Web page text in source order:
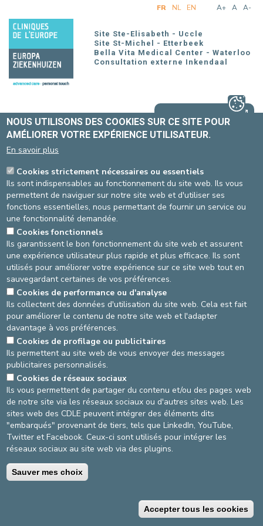
au
contenu
A+ A A-
FR NL EN
Site Ste-Elisabeth - Uccle
Site St-Michel - Etterbeek
Bella Vita Medical Center - Waterloo
Consultation externe Inkendaal
PORTAIL PATIENT
Accueil
ÉVÉNEMENTS
Vous trouverez ici toutes les informations concernant nos
événements.
AGRANDIR / RÉDUIRE
asbl Cliniques de l’Europe – Europa Ziekenhuizen vzw
N° d’entreprise : 0432011571
Conditions générales d'utilisation
Politique vie privée
©2025 Cliniques de l’Europe
Coordonnées de
contact
NOUS UTILISONS DES COOKIES SUR CE SITE POUR
AMÉLIORER VOTRE EXPÉRIENCE UTILISATEUR.
En savoir plus
Cookies strictement nécessaires ou essentiels
Ils sont indispensables au fonctionnement du site web. Ils vous
permettent de naviguer sur notre site web et d'utiliser ses
fonctions essentielles, nous permettant de fournir un service ou
une fonctionnalité demandée.
Cookies fonctionnels
Ils garantissent le bon fonctionnement du site web et assurent
une expérience utilisateur plus rapide et plus efficace. Ils sont
utilisés pour améliorer votre expérience sur ce site web tout en
sauvegardant certaines de vos préférences.
Cookies de performance ou d'analyse
Ils collectent des données d'utilisation du site web. Cela est fait
pour améliorer le contenu de notre site web et l'adapter
davantage à vos préférences.
Cookies de profilage ou publicitaires
Ils permettent au site web de vous envoyer des messages
publicitaires personnalisés.
Cookies de réseaux sociaux
Ils vous permettent de partager du contenu et/ou des pages web
de notre site via les réseaux sociaux ou d'autres sites web. Les
sites web des CDLE peuvent intégrer des éléments dits
"embarqués" provenant de tiers, tels que LinkedIn, YouTube,
Twitter et Facebook. Ceux-ci sont utilisés pour intégrer les
réseaux sociaux au site web via des plugins.
Sauver mes choix
Accepter tous les cookies